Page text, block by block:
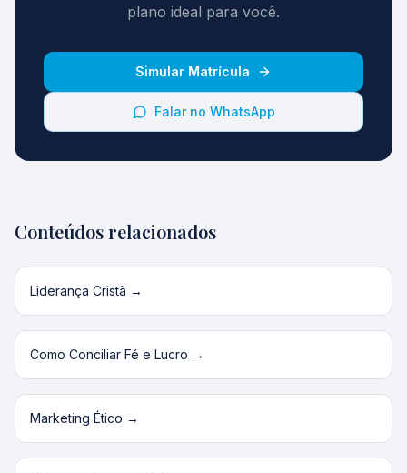
plano ideal para você.
Simular Matrícula
Falar no WhatsApp
Conteúdos relacionados
Liderança Cristã →
Como Conciliar Fé e Lucro →
Marketing Ético →